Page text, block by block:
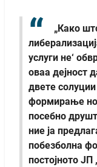
„Како
услуги не‘
оваа дејност
двете
формирање
посебно
ние ја
побезболна
постојното ЈП